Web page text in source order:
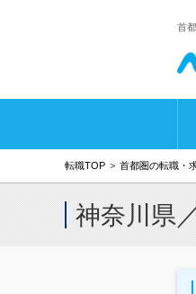
首
転職TOP 首都圏の転職・
神奈川県